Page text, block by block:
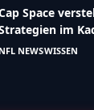
Space
im
NFL NEWSWISSEN